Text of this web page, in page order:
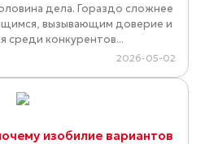
дела. Гораздо сложнее
вызывающим доверие и
среди конкурентов...
2026-05-02
изобилие вариантов